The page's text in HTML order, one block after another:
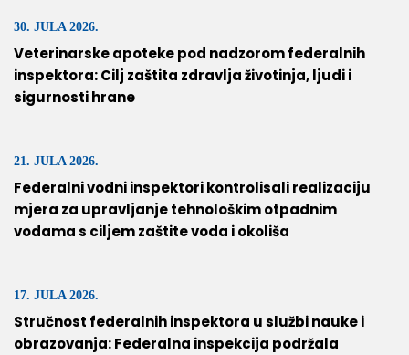
30. JULA 2026.
Veterinarske apoteke pod nadzorom federalnih
inspektora: Cilj zaštita zdravlja životinja, ljudi i
sigurnosti hrane
21. JULA 2026.
Federalni vodni inspektori kontrolisali realizaciju
mjera za upravljanje tehnološkim otpadnim
vodama s ciljem zaštite voda i okoliša
17. JULA 2026.
Stručnost federalnih inspektora u službi nauke i
obrazovanja: Federalna inspekcija podržala